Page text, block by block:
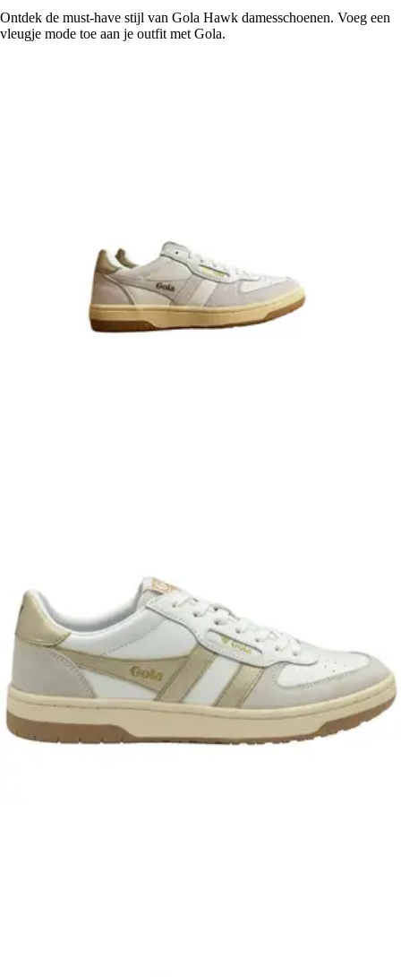
Ontdek de must-have stijl van Gola Hawk damesschoenen. Voeg een
vleugje mode toe aan je outfit met Gola.